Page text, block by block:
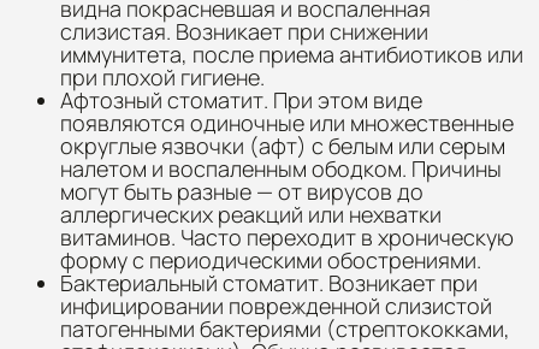
видна покрасневшая и воспаленная
слизистая. Возникает при снижении
иммунитета, после приема антибиотиков или
при плохой гигиене.
Афтозный стоматит. При этом виде
появляются одиночные или множественные
округлые язвочки (афт) с белым или серым
налетом и воспаленным ободком. Причины
могут быть разные — от вирусов до
аллергических реакций или нехватки
витаминов. Часто переходит в хроническую
форму с периодическими обострениями.
Бактериальный стоматит. Возникает при
инфицировании поврежденной слизистой
патогенными бактериями (стрептококками,